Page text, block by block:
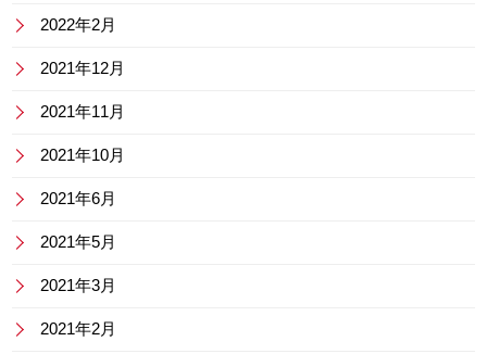
2022年2月
2021年12月
2021年11月
2021年10月
2021年6月
2021年5月
2021年3月
2021年2月